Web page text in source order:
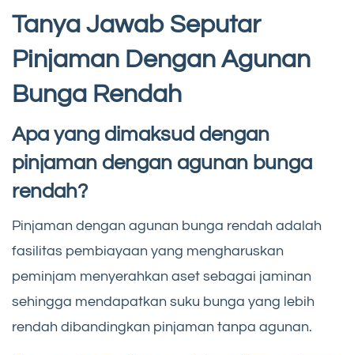
Tanya Jawab Seputar
Pinjaman Dengan Agunan
Bunga Rendah
Apa yang dimaksud dengan
pinjaman dengan agunan bunga
rendah?
Pinjaman dengan agunan bunga rendah adalah
fasilitas pembiayaan yang mengharuskan
peminjam menyerahkan aset sebagai jaminan
sehingga mendapatkan suku bunga yang lebih
rendah dibandingkan pinjaman tanpa agunan.